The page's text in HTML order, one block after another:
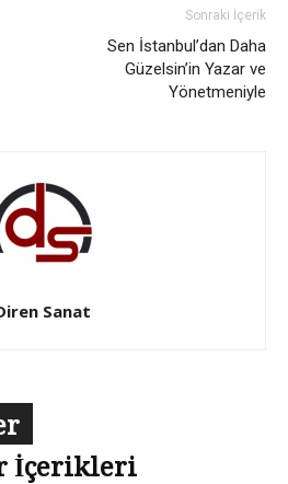
Sonraki İçerik
Sen İstanbul’dan Daha
Güzelsin’in Yazar ve
Yönetmeniyle
Sanat
İçerikleri